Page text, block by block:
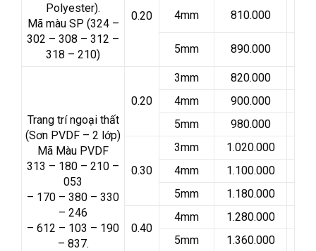
Polyester).
Mã màu SP (324 –
302 – 308 – 312 –
318 – 210)
0.20 4mm 810.000
5mm 890.000
Trang trí ngoại thất
(Sơn PVDF – 2 lớp)
Mã Màu PVDF
313 – 180 – 210 –
053
– 170 – 380 – 330
– 246
– 612 – 103 – 190
– 837.
0.20
3mm
820.000
4mm
900.000
5mm
980.000
0.30
3mm
1.020.000
4mm
1.100.000
5mm
1.180.000
0.40
4mm
1.280.000
5mm
1.360.000